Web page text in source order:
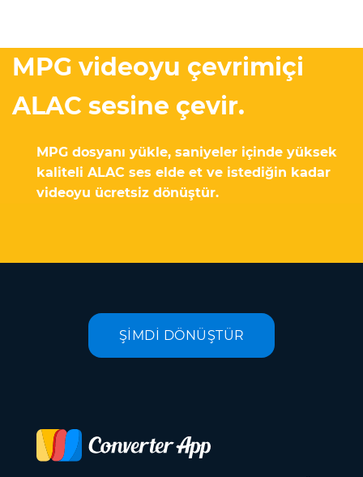
MPG videoyu çevrimiçi
ALAC sesine çevir.
MPG dosyanı yükle, saniyeler içinde yüksek
kaliteli ALAC ses elde et ve istediğin kadar
videoyu ücretsiz dönüştür.
ŞİMDİ DÖNÜŞTÜR